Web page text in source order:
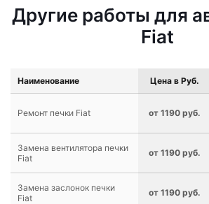
Другие работы для
Fiat
Наименование Цена в Руб.
Ремонт печки Fiat от 1190 руб.
Замена вентилятора печки
Fiat
от 1190 руб.
Замена заслонок печки
Fiat
от 1190 руб.